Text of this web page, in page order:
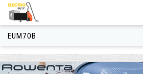
Aller au contenu principal
Formulaire de recherche
EUM70B